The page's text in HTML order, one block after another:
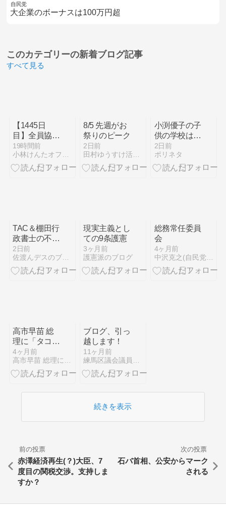
自民党
大企業のボーナスは100万円超
このカテゴリーの新着ブログ記事
すべて見る
【1445日
目】全員協議
会
19時間前
小林けんたオフィシャルブログ「都留市議会議員 小林けんたの…
8/5 先週がお
祭りのピーク
2日前
田村ゆうすけ活動日記（神奈川県議会議員）
小渕優子の子
供の学校は早
稲田系列？次
男の学級崩壊
の噂も徹底調
2日前
ポリネタ
TAC＆棚田行
政書士の不動
産大学の教材
で紙１枚勉強
法で宅建業法
2日前
佐渡んデスのブログなのだ！！
現実主義とし
ての9条護憲
3ヶ月前
護憲派のブログ
総務常任委員
会
4ヶ月前
中沢克之(自民党鎌倉市会議員) オフィシャルブログ「温泉議…
高市早苗 総
理に「タコ
市」連発★
京都新聞 朝
刊1面★ 浜矩
学教授★ 増
4ヶ月前
高市早苗 総理に「タコ市」連発★ 京都新聞 朝刊1面★
ブログ、引っ
越します！
11ヶ月前
練馬区議会議員小川けいこの「ねりまなでしこ日記」
続きを表示
前の投票
赤澤経済再生(？)大臣、7
度目の関税交渉。支持しま
すか？
次の投票
石バ首相、公安からマーク
される